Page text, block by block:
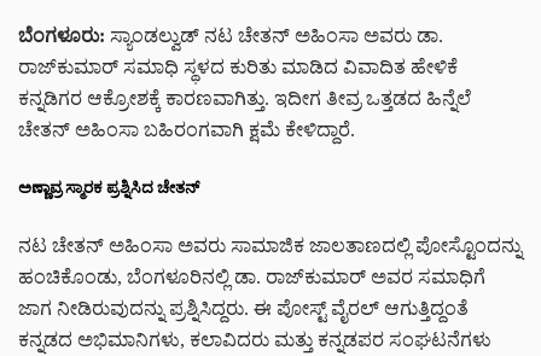
ಬೆಂಗಳೂರು: ಸ್ಯಾಂಡಲ್ವುಡ್ ನಟ ಚೇತನ್ ಅಹಿಂಸಾ ಅವರು ಡಾ.
ರಾಜ್‌ಕುಮಾರ್ ಸಮಾಧಿ ಸ್ಥಳದ ಕುರಿತು ಮಾಡಿದ ವಿವಾದಿತ ಹೇಳಿಕೆ
ಕನ್ನಡಿಗರ ಆಕ್ರೋಶಕ್ಕೆ ಕಾರಣವಾಗಿತ್ತು. ಇದೀಗ ತೀವ್ರ ಒತ್ತಡದ ಹಿನ್ನೆಲೆ
ಚೇತನ್ ಅಹಿಂಸಾ ಬಹಿರಂಗವಾಗಿ ಕ್ಷಮೆ ಕೇಳಿದ್ದಾರೆ.
ಅಣ್ಣಾವ್ರ ಸ್ಮಾರಕ ಪ್ರಶ್ನಿಸಿದ ಚೇತನ್
ನಟ ಚೇತನ್ ಅಹಿಂಸಾ ಅವರು ಸಾಮಾಜಿಕ ಜಾಲತಾಣದಲ್ಲಿ ಪೋಸ್ಟೊಂದನ್ನು
ಹಂಚಿಕೊಂಡು, ಬೆಂಗಳೂರಿನಲ್ಲಿ ಡಾ. ರಾಜ್‌ಕುಮಾರ್ ಅವರ ಸಮಾಧಿಗೆ
ಜಾಗ ನೀಡಿರುವುದನ್ನು ಪ್ರಶ್ನಿಸಿದ್ದರು. ಈ ಪೋಸ್ಟ್ ವೈರಲ್ ಆಗುತ್ತಿದ್ದಂತೆ
ಕನ್ನಡದ ಅಭಿಮಾನಿಗಳು, ಕಲಾವಿದರು ಮತ್ತು ಕನ್ನಡಪರ ಸಂಘಟನೆಗಳು